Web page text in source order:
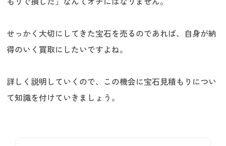
せっかく大切にしてきた宝石を売るのであれば、自身が納
得のいく買取にしたいですよね。
詳しく説明していくので、この機会に宝石見積もりについ
て知識を付けていきましょう。